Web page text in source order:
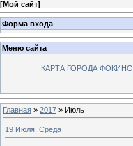
[Мой сайт]
Форма входа
Меню сайта
КАРТА ГОРОДА ФОКИНО
Главная » 2017 » Июль
19 Июля, Среда